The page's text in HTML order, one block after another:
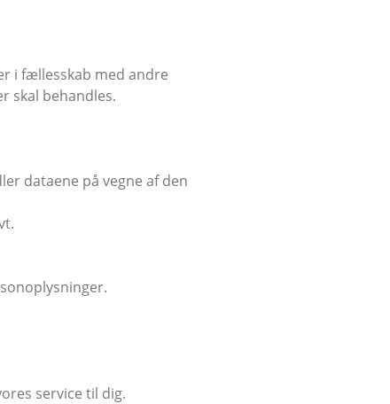
i fællesskab med andre
skal behandles.
dataene på vegne af den
service til dig.